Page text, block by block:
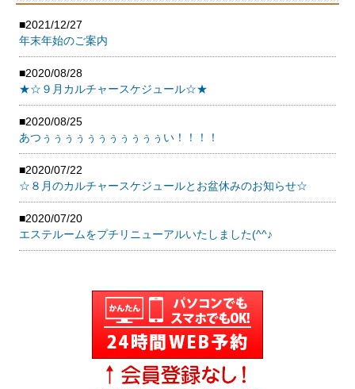
■2021/12/27
年末年始のご案内
■2020/08/28
★☆９月カルチャースケジュール☆★
■2020/08/25
あつぅぅぅぅぅぅぅぅぅぅぅい！！！！
■2020/07/22
☆８月のカルチャースケジュールとお盆休みのお知らせ☆
■2020/07/20
エステルームをプチリニューアルいたしました(^^♪